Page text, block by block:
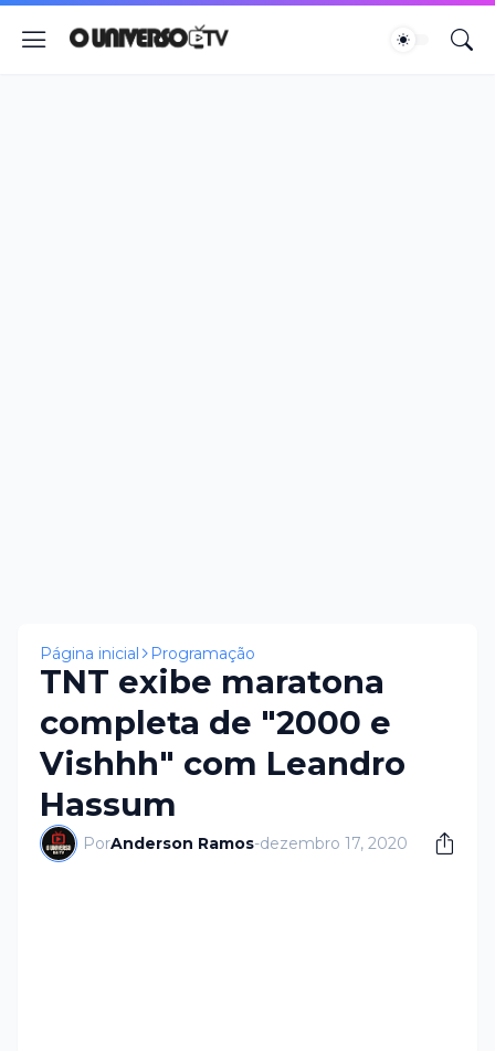
Página inicial Programação
TNT exibe maratona
completa de "2000 e
Vishhh" com Leandro
Hassum
PorAnderson Ramos-dezembro 17, 2020